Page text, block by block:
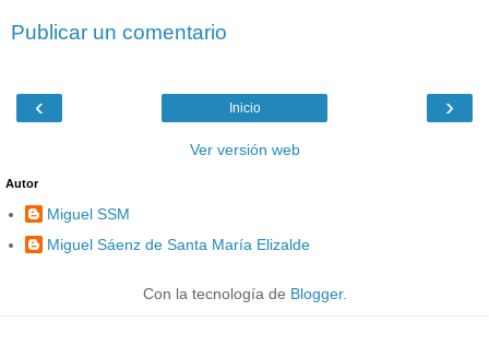
Publicar un comentario
‹ ›
Inicio
Ver versión web
Autor
Miguel SSM
Miguel Sáenz de Santa María Elizalde
Con la tecnología de Blogger.